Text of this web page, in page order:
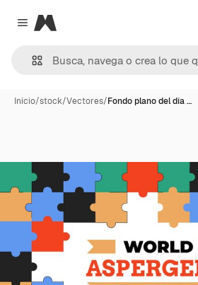
Close menu
Magnific
Inicio/stock/Vectores/Fondo plano del día …